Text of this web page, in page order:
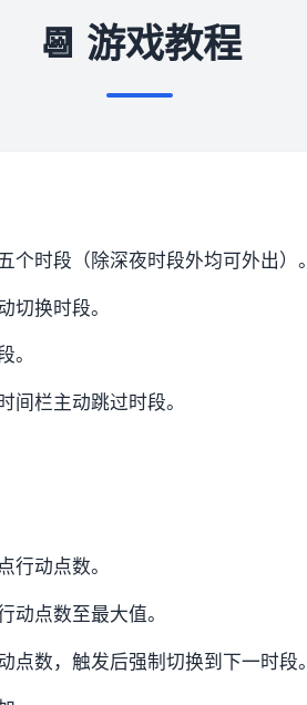
📆 游戏教程
时段（除深夜时段外均可外出）。
切换时段。
。
间栏主动跳过时段。
行动点数。
动点数至最大值。
数，触发后强制切换到下一时段。